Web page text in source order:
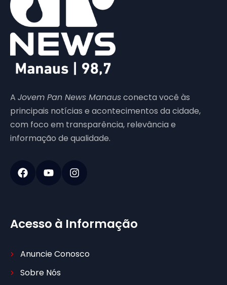
A Jovem Pan News Manausconecta você às
principais notícias e acontecimentos da cidade,
com foco em transparência, relevância e
informação de qualidade.
Acesso à Informação
Anuncie Conosco
Sobre Nós